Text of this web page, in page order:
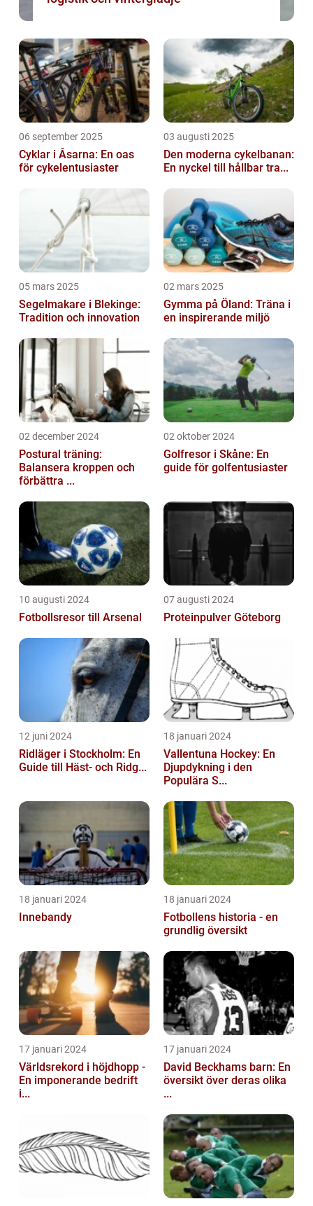
06 september 2025
Cyklar i Åsarna: En oas
för cykelentusiaster
03 augusti 2025
Den moderna cykelbanan:
En nyckel till hållbar tra...
05 mars 2025
Segelmakare i Blekinge:
Tradition och innovation
02 mars 2025
Gymma på Öland: Träna i
en inspirerande miljö
02 december 2024
Postural träning:
Balansera kroppen och
förbättra ...
02 oktober 2024
Golfresor i Skåne: En
guide för golfentusiaster
10 augusti 2024
Fotbollsresor till Arsenal
07 augusti 2024
Proteinpulver Göteborg
12 juni 2024
Ridläger i Stockholm: En
Guide till Häst- och Ridg...
18 januari 2024
Vallentuna Hockey: En
Djupdykning i den
Populära S...
18 januari 2024
Innebandy
18 januari 2024
Fotbollens historia - en
grundlig översikt
17 januari 2024
Världsrekord i höjdhopp -
En imponerande bedrift
i...
17 januari 2024
David Beckhams barn: En
översikt över deras olika
...